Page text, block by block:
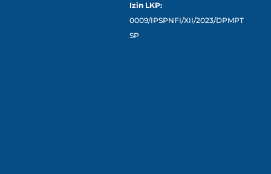
Izin LKP:
0009/IPSPNFI/XII/2023/DPMPT
SP